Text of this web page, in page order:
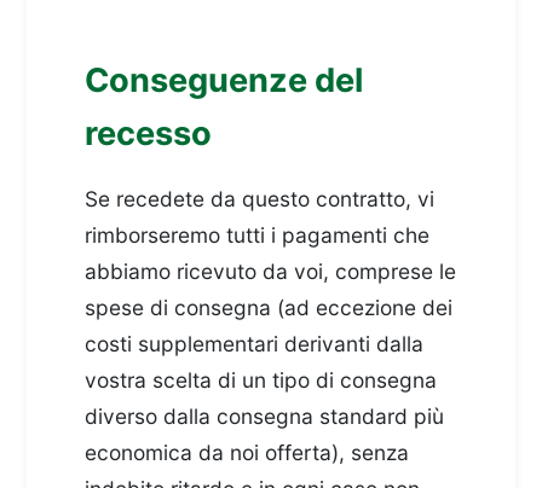
Conseguenze del
recesso
Se recedete da questo contratto, vi
rimborseremo tutti i pagamenti che
abbiamo ricevuto da voi, comprese le
spese di consegna (ad eccezione dei
costi supplementari derivanti dalla
vostra scelta di un tipo di consegna
diverso dalla consegna standard più
economica da noi offerta), senza